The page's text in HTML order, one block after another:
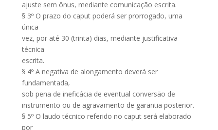
ajuste sem ônus, mediante comunicação escrita.
§ 3º O prazo do caput poderá ser prorrogado, uma
única
vez, por até 30 (trinta) dias, mediante justificativa
técnica
escrita.
§ 4º A negativa de alongamento deverá ser
fundamentada,
sob pena de ineficácia de eventual conversão de
instrumento ou de agravamento de garantia posterior.
§ 5º O laudo técnico referido no caput será elaborado
por